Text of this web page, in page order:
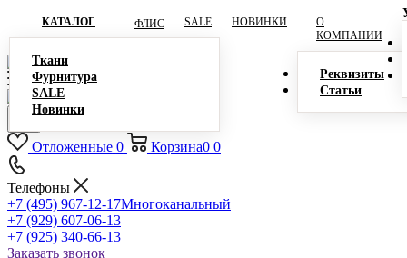
КАТАЛОГ
Ткани
Фурнитура
SALE
Новинки
ФЛИС SALE НОВИНКИ
О
КОМПАНИИ
Реквизиты
Статьи
Отложенные 0 Корзина0 0
Телефоны
+7 (495) 967-12-17Многоканальный
+7 (929) 607-06-13
+7 (925) 340-66-13
Заказать звонок